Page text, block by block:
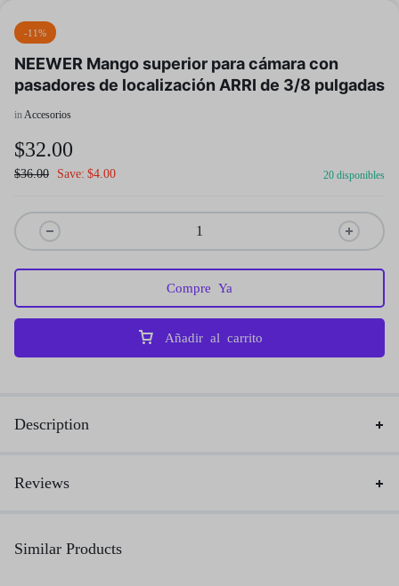
-11%
NEEWER Mango superior para cámara con
pasadores de localización ARRI de 3/8 pulgadas
inAccesorios
$32.00
$36.00 Save: $4.00 20 disponibles
Añadir al carrito
Compre Ya
Description
Reviews
Similar Products